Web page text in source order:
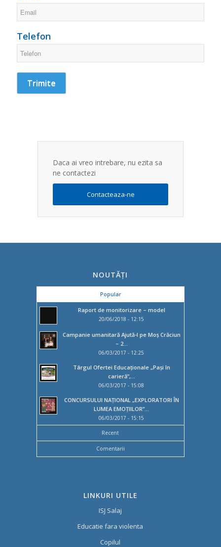
Telefon
Daca ai vreo intrebare, nu ezita sa
ne contactezi
Contacteaza-ne
NOUTĂȚI
Popular
Raport de monitorizare – model
20/06/2018 - 12:15
Campanie umanitară Ajută-l pe Moș Crăciun
– 2...
06/03/2017 - 12:25
Târgul Ofertei Educaţionale „Paşi în
carieră”,...
06/03/2017 - 15:08
CONCURSULUI NAȚIONAL „EXPLORATORI ÎN
LUMEA EMOȚIILOR”...
06/03/2017 - 15:15
Recent
Comentarii
LINKURI UTILE
ISJ Salaj
Educatie fara violenta
Copilul